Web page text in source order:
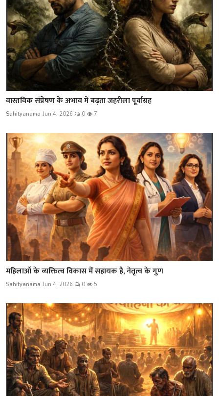
वास्तविक संप्रेषण के अभाव में बढ़ता जहरीला पूर्वाग्रह
Sahityanama Jun 4, 2026 0 7
महिलाओं के व्यक्तित्व विकास में सहायक है, नेतृत्व के गुण
Sahityanama Jun 4, 2026 0 5